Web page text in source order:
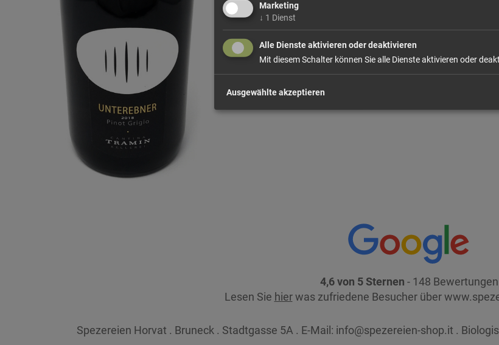
4,6 von 5 Sternen - 148 Bewertungen
Lesen Sie hierwas zufriedene Besucher über
Spezereien Horvat . Bruneck . Stadtgasse 5A . E-Mail: info@spezereien-shop.it .
Marketing
↓ 1 Dienst
Alle Dienste aktivieren oder deaktivieren
Mit diesem Schalter können Sie alle Dienste aktivieren oder
Ausgewählte akzeptieren